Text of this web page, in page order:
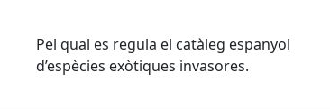
Pel qual es regula el catàleg espanyol
d’espècies exòtiques invasores.